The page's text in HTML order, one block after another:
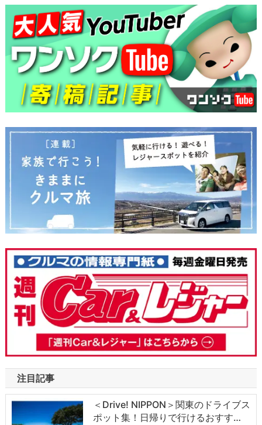
注目記事
＜Drive! NIPPON＞関東のドライブス
ポット集！日帰りで行けるおすす…